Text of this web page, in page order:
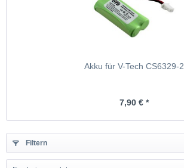
Akku für V-Tech CS6329-2
7,90 € *
Filtern